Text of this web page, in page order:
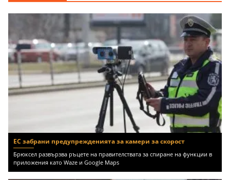
ЕС забрани предупрежденията за камери за скорост
Брюксел развързва ръцете на правителствата за спиране на функции в
приложения като Waze и Google Maps